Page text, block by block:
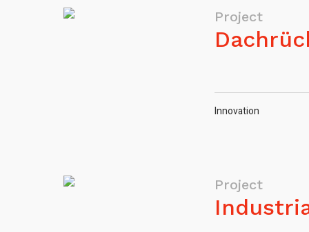
Project
Innovation
Project